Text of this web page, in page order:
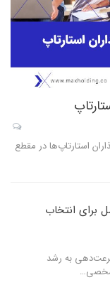
بنیان‌گذاران استارتاپ‌ها در مقطع
برای انتخاب
سرعت‌دهی به رشد
…